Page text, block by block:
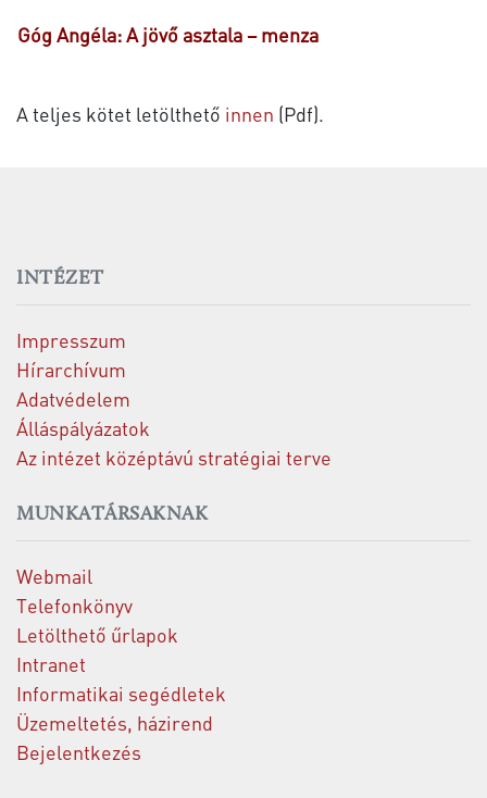
Góg Angéla: A jövő asztala – menza
A teljes kötet letölthető innen (Pdf).
INTÉZET
Impresszum
Hírarchívum
Adatvédelem
Álláspályázatok
Az intézet középtávú stratégiai terve
MUNKATÁRSAKNAK
Webmail
Telefonkönyv
Letölthető űrlapok
Intranet
Informatikai segédletek
Üzemeltetés, házirend
Bejelentkezés